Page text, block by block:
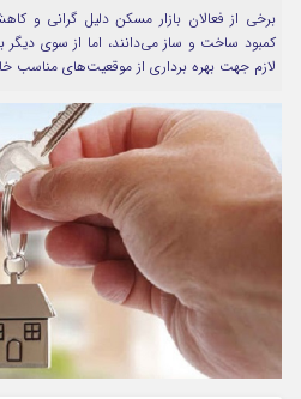
مرا به خاطر بسپار
برخی از فعالان بازار مسکن دلیل گرانی و
کمبود ساخت و ساز می‌دانند، اما از سوی دیگر
لازم جهت بهره برداری از موقعیت‌های مناسب